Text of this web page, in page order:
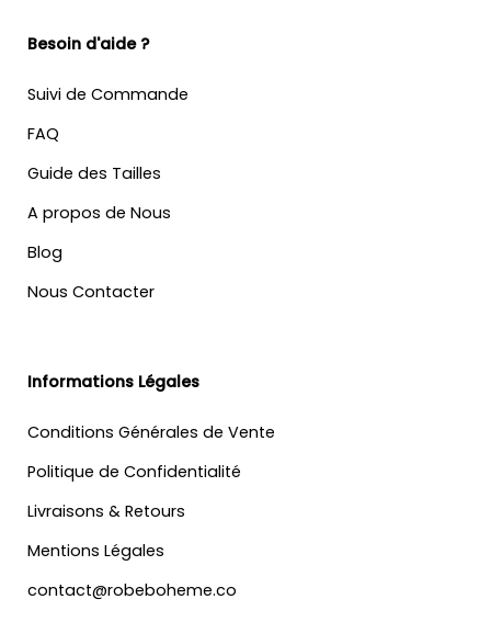
Besoin d'aide ?
Suivi de Commande
FAQ
Guide des Tailles
A propos de Nous
Blog
Nous Contacter
Informations Légales
Conditions Générales de Vente
Politique de Confidentialité
Livraisons & Retours
Mentions Légales
contact@robeboheme.co